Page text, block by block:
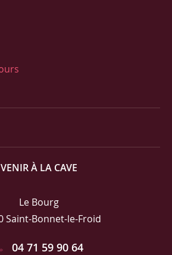
VENIR À LA CAVE
Le Bourg
Saint-Bonnet-le-Froid
04 71 59 90 64